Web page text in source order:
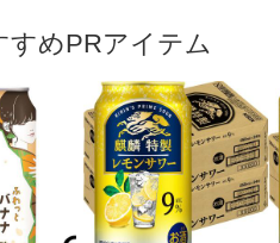
すめPRアイテム